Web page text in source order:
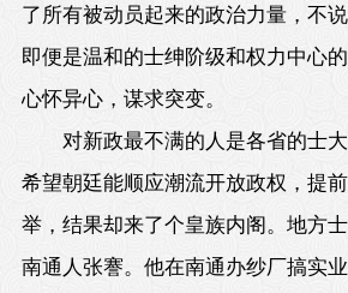
了所有被动员起来的政治力量，不
即便是温和的士绅阶级和权力中心
心怀异心，谋求突变。
对新政最不满的人是各省的士
希望朝廷能顺应潮流开放政权，提
举，结果却来了个皇族内阁。地方
南通人张謇。他在南通办纱厂搞实